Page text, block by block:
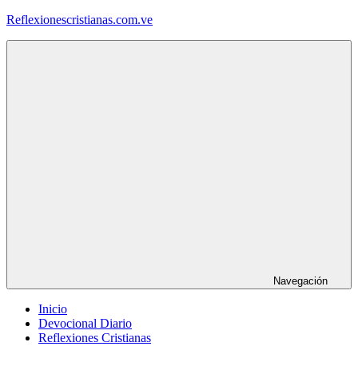
Saltar
Reflexionescristianas.com.ve
Navegación
Inicio
Devocional Diario
Reflexiones Cristianas